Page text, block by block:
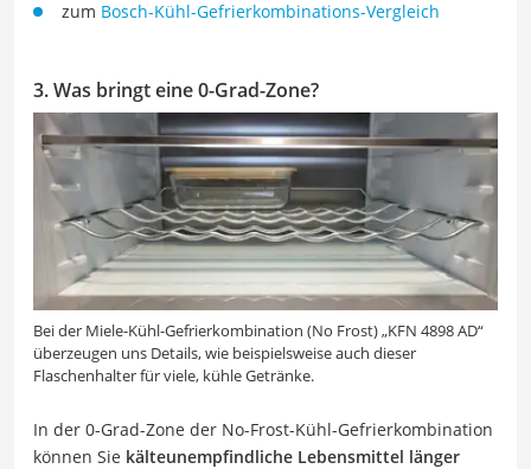
zum Bosch-Kühl-Gefrierkombinations-Vergleich
3. Was bringt eine 0-Grad-Zone?
Bei der Miele-Kühl-Gefrierkombination (No Frost) „KFN 4898 AD“
überzeugen uns Details, wie beispielsweise auch dieser
Flaschenhalter für viele, kühle Getränke.
In der 0-Grad-Zone der No-Frost-Kühl-Gefrierkombination
können Sie kälteunempfindliche Lebensmittel länger